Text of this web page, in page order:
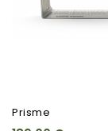
Prisme